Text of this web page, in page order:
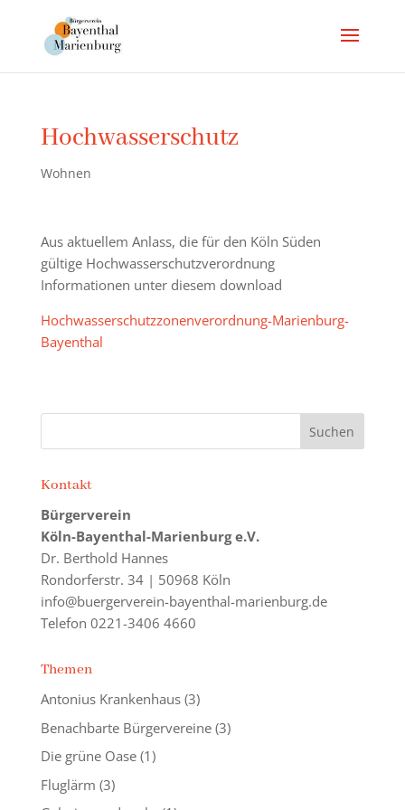
Hochwasserschutz
Wohnen
Aus aktuellem Anlass, die für den Köln Süden
gültige Hochwasserschutzverordnung
Informationen unter diesem download
Hochwasserschutzzonenverordnung-Marienburg-
Bayenthal
Kontakt
Bürgerverein
Köln-Bayenthal-Marienburg e.V.
Dr. Berthold Hannes
Rondorferstr. 34 | 50968 Köln
info@buergerverein-bayenthal-marienburg.de
Telefon 0221-3406 4660
Themen
Antonius Krankenhaus(3)
Benachbarte Bürgervereine(3)
Die grüne Oase(1)
Fluglärm (3)